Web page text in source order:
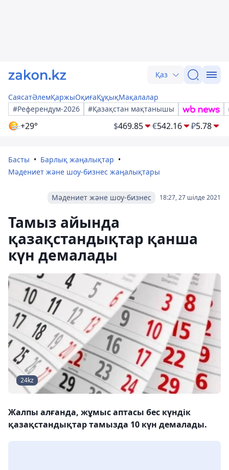
Қаз
СаясатӘлемҚаржыОқиғаҚұқықМақалалар
#Референдум-2026
#Қазақстан мақтанышы
+29° $469.85 €542.16 ₽5.78
Басты
Барлық жаңалықтар
Мәдениет және шоу-бизнес жаңалықтары
18:27, 27 шілде 2021
Мәдениет және шоу-бизнес
Тамыз айында
қазақстандықтар қанша
күн демалады
24kz
Жалпы алғанда, жұмыс аптасы бес күндік
қазақстандықтар тамызда 10 күн демалады.